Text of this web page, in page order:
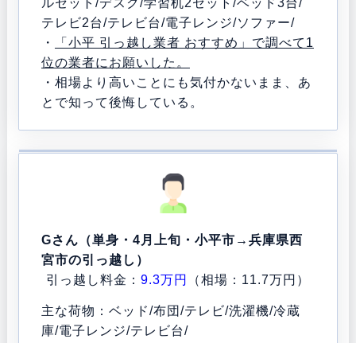
テレビ2台/テレビ台/電子レンジ/ソファー/
・
「小平 引っ越し業者 おすすめ」で調べて1
位の業者にお願いした。
・相場より高いことにも気付かないまま、あ
とで知って後悔している。
Gさん（単身・4月上旬・小平市→兵庫県西
宮市の引っ越し）
引っ越し料金： 9.3万円 （相場：11.7万円）
主な荷物：ベッド/布団/テレビ/洗濯機/冷蔵
庫/電子レンジ/テレビ台/